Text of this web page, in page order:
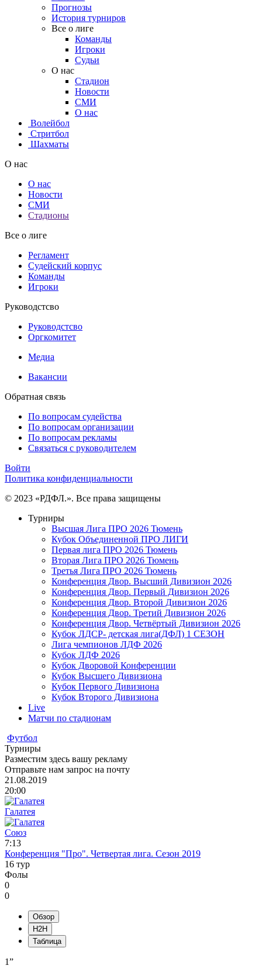
Прогнозы
История турниров
Все о лиге
Команды
Игроки
Судьи
О нас
Стадион
Новости
СМИ
О нас
Волейбол
Стритбол
Шахматы
О нас
О нас
Новости
СМИ
Стадионы
Все о лиге
Регламент
Судейский корпус
Команды
Игроки
Руководстсво
Руководстсво
Оргкомитет
Медиа
Вакансии
Обратная связь
По вопросам судейства
По вопросам организации
По вопросам рекламы
Связаться с руководителем
Войти
Политика конфиденциальности
© 2023 «РДФЛ.». Все права защищены
Турниры
Высшая Лига ПРО 2026 Тюмень
Кубок Объединенной ПРО ЛИГИ
Первая лига ПРО 2026 Тюмень
Вторая Лига ПРО 2026 Тюмень
Третья Лига ПРО 2026 Тюмень
Конференция Двор. Высший Дивизион 2026
Конференция Двор. Первый Дивизион 2026
Конференция Двор. Второй Дивизион 2026
Конференция Двор. Третий Дивизион 2026
Конференция Двор. Четвёртый Дивизион 2026
Кубок ЛДСР- детская лига(ДФЛ) 1 СЕЗОН
Лига чемпионов ЛДФ 2026
Кубок ЛДФ 2026
Кубок Дворовой Конференции
Кубок Высшего Дивизиона
Кубок Первого Дивизиона
Кубок Второго Дивизиона
Live
Матчи по стадионам
Футбол
Турниры
Разместим здесь вашу рекламу
Отправьте нам запрос на почту
21.08.2019
20:00
Галатея
Союз
7:13
Конференция "Про". Четвертая лига. Сезон 2019
16 тур
Фолы
0
0
Обзор
H2H
Таблица
1”